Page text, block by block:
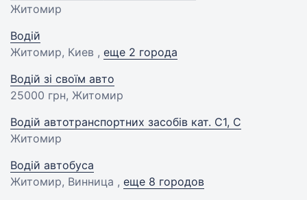
Житомир
Водій
Житомир, Киев , еще 2 города
Водій зі своїм авто
25000 грн, Житомир
Водій автотранспортних засобів кат. C1, C
Житомир
Водій автобуса
Житомир, Винница , еще 8 городов